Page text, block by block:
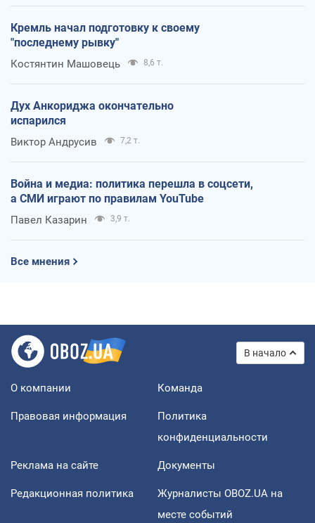
Кремль начал подготовку к своему
"последнему рывку"
Костянтин Машовець 8,6 т.
Дух Анкориджа окончательно
испарился
Виктор Андрусив 7,2 т.
Война и медиа: политика перешла в соцсети,
а СМИ играют по правилам YouTube
Павел Казарин 3,9 т.
Все мнения
В начало
О компании Команда
Правовая информация
Политика
конфиденциальности
Реклама на сайте Документы
Редакционная политика
Журналисты OBOZ.UA на
месте событий